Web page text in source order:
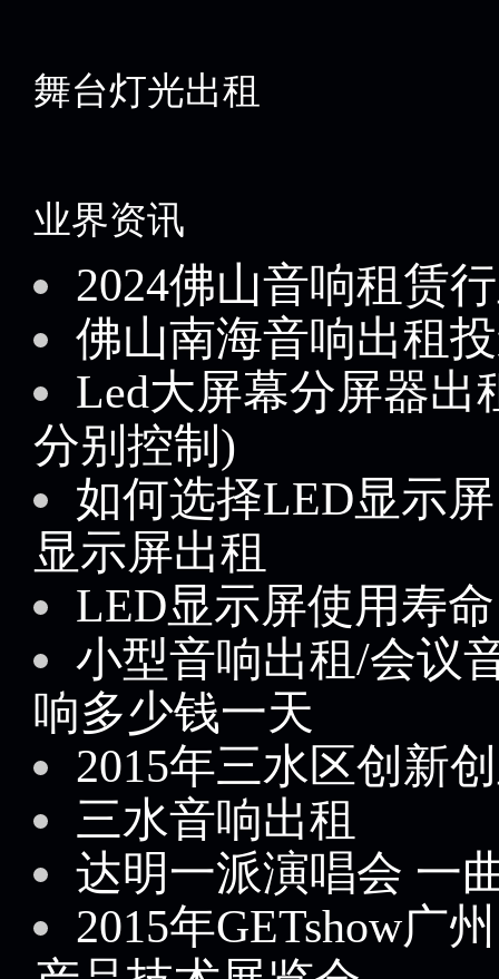
舞台灯光出租
业界资讯
2024佛山音响租赁
佛山南海音响出租
Led大屏幕分屏器
分别控制)
如何选择LED显示
显示屏出租
LED显示屏使用寿命
小型音响出租/会议
响多少钱一天
2015年三水区创新
三水音响出租
达明一派演唱会 一
2015年GETshow广